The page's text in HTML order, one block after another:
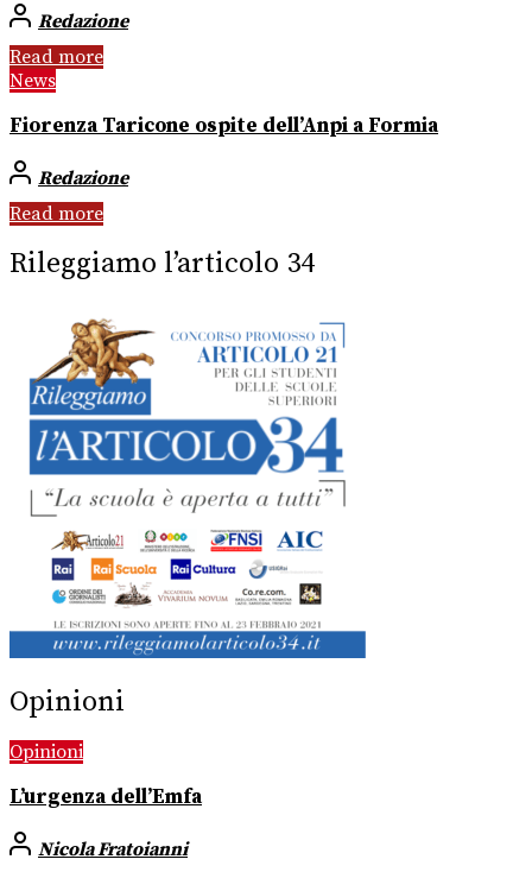
Redazione
Read more
News
Fiorenza Taricone ospite dell’Anpi a Formia
Redazione
Read more
Rileggiamo l’articolo 34
Opinioni
Opinioni
L’urgenza dell’Emfa
Nicola Fratoianni